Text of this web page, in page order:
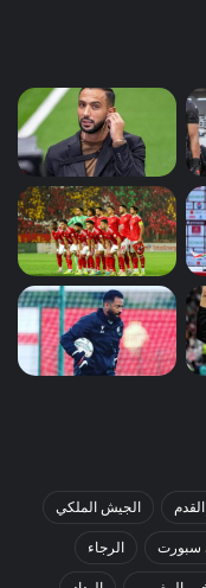
الجيش الملكي
سبورت الرجاء